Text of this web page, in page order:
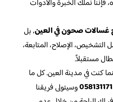
نملك الخبرة والأدوات
غسالات صحون في العين، بل
الإصلاح، المتابعة،
مستقبلاً.
كنت في مدينة العين. كل ما
وسيتولى فريقنا